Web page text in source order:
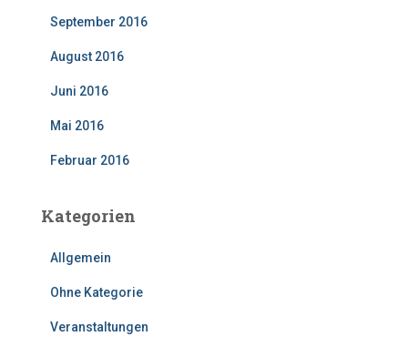
September 2016
August 2016
Juni 2016
Mai 2016
Februar 2016
Kategorien
Allgemein
Ohne Kategorie
Veranstaltungen